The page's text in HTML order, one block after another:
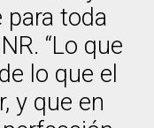
para toda
“Lo que
lo que el
y que en